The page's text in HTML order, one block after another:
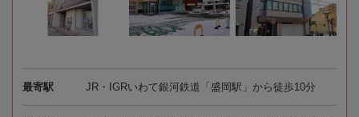
最寄駅 JR・IGRいわて銀河鉄道「盛岡駅」から徒歩10分